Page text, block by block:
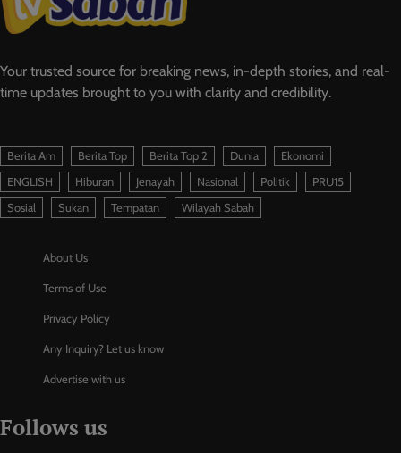
Your trusted source for breaking news, in-depth stories, and real-
time updates brought to you with clarity and credibility.
Berita Am Berita Top Berita Top 2 Dunia
Ekonomi
ENGLISH
Hiburan Jenayah Nasional Politik
PRU15
Sosial
Sukan Tempatan Wilayah Sabah
About Us
Terms of Use
Privacy Policy
Any Inquiry? Let us know
Advertise with us
Follows us